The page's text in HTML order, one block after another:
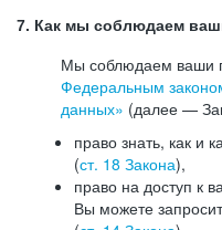
7. Как мы соблюдаем
Мы соблюдаем ваши
Федеральным
данных» (далее —
право знать, как и
(ст. 18 Закона),
право на доступ к
Вы можете